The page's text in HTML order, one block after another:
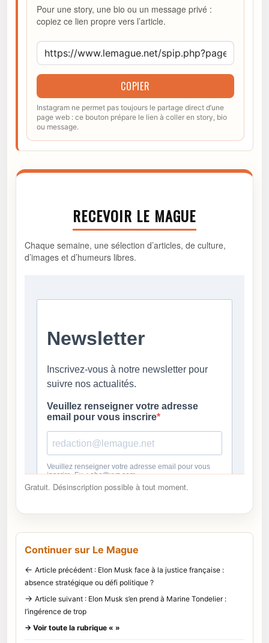
Pour une story, une bio ou un message privé :
copiez ce lien propre vers l’article.
COPIER
Instagram ne permet pas toujours le partage direct d’une
page web : ce bouton prépare le lien à coller en story, bio
ou message.
RECEVOIR LE MAGUE
Chaque semaine, une sélection d’articles, de culture,
d’images et d’humeurs libres.
Gratuit. Désinscription possible à tout moment.
Continuer sur Le Mague
← Article précédent : Elon Musk face à la justice française :
absence stratégique ou défi politique ?
→ Article suivant : Elon Musk s’en prend à Marine Tondelier :
l’ingérence de trop
→ Voir toute la rubrique « »